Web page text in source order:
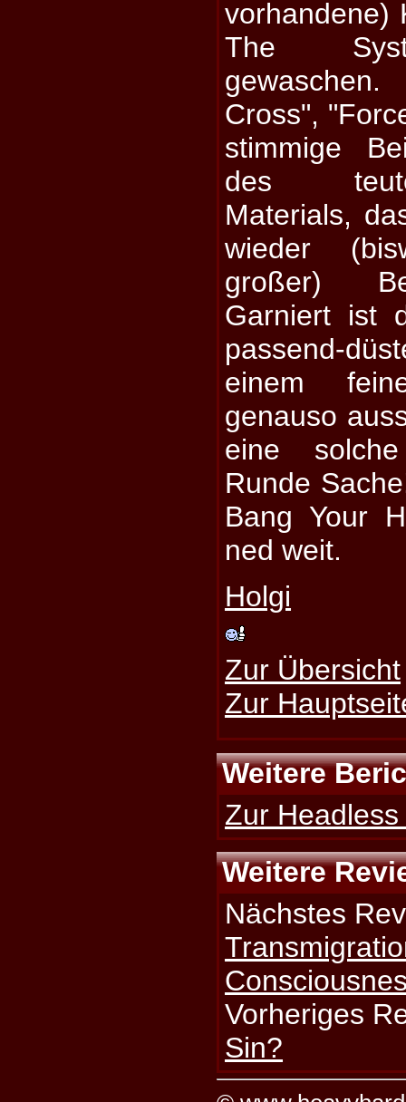
vorhandene)
The
gewaschen.
Cross",
stimmige
des
Materials,
wieder
großer)
Garniert ist
passend-
einem
genauso
eine
Runde
Bang Your
ned weit.
Holgi
Zur Übersicht
Zur
Weitere
Zur
Weitere
Nächstes
Vorheriges
Sin?